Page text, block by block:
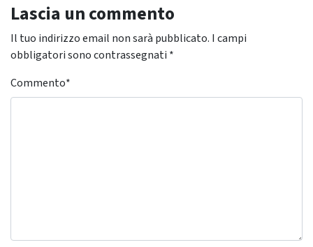
Lascia un commento
Il tuo indirizzo email non sarà pubblicato. I campi
obbligatori sono contrassegnati *
Commento*